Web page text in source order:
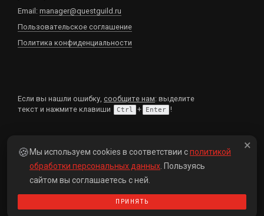
Email: manager@questguild.ru
Пользовательское соглашение
Политика конфиденциальности
Если вы нашли ошибку, сообщите нам: выделите
текст и нажмите клавиши
Ctrl + Enter !
2014 – 2026 © Гильдия квестов
×
🍪 Мы используем cookies в соответствии сполитикой
обработки персональных данных . Пользуясь
сайтом вы соглашаетесь с ней.
ПРИНЯТЬ